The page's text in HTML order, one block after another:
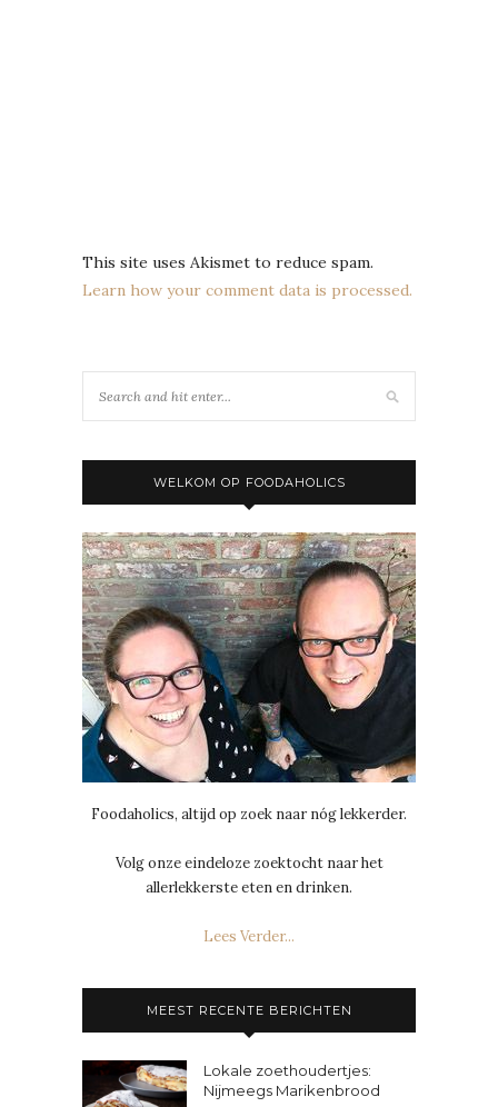
This site uses Akismet to reduce spam.
Learn how your comment data is processed.
WELKOM OP FOODAHOLICS
Foodaholics, altijd op zoek naar nóg lekkerder.
Volg onze eindeloze zoektocht naar het
allerlekkerste eten en drinken.
Lees Verder...
MEEST RECENTE BERICHTEN
Lokale zoethoudertjes:
Nijmeegs Marikenbrood